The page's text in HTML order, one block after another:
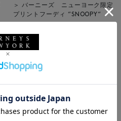
＞ バーニーズ ニューヨーク限定
プリントフーディ “SNOOPY“
¥15,125